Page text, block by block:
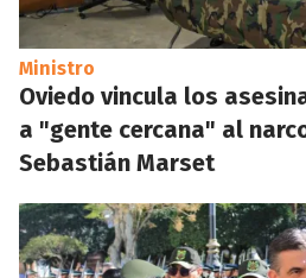
Ministro
Oviedo vincula los
a "gente cercana" al
Sebastián Marset